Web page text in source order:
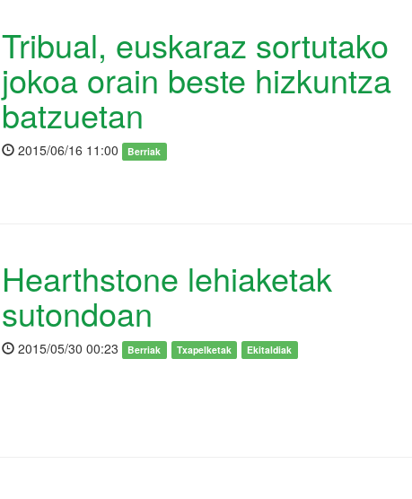
Tribual, euskaraz sortutako
jokoa orain beste hizkuntza
batzuetan
2015/06/16 11:00 Berriak
Hearthstone lehiaketak
sutondoan
2015/05/30 00:23 Berriak Txapelketak Ekitaldiak